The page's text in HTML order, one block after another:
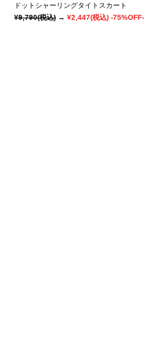
ドットシャーリングタイトスカート
¥9,790(税込) → ¥2,447(税込) -75%OFF-